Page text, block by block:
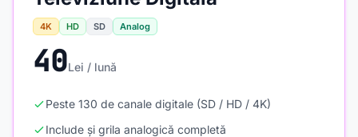
4K HD SD Analog
40Lei / lună
Peste 130 de canale digitale (SD / HD / 4K)
Include și grila analogică completă